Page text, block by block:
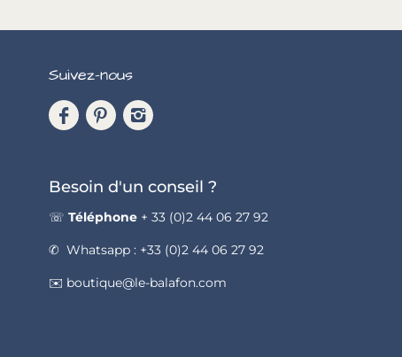
Suivez-nous
Besoin d'un conseil ?
☏ Téléphone+ 33 (0)2 44 06 27 92
✆ Whatsapp : +33 (0)2 44 06 27 92
✉️ boutique@le-balafon.com